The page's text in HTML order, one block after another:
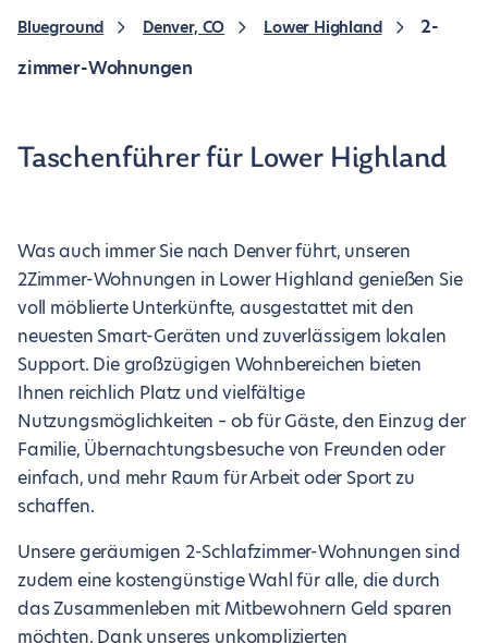
Blueground Denver, CO Lower Highland
2-
zimmer-Wohnungen
Taschenführer für Lower Highland
Was auch immer Sie nach Denver führt, unseren
2Zimmer-Wohnungen in Lower Highland genießen Sie
voll möblierte Unterkünfte, ausgestattet mit den
neuesten Smart-Geräten und zuverlässigem lokalen
Support. Die großzügigen Wohnbereichen bieten
Ihnen reichlich Platz und vielfältige
Nutzungsmöglichkeiten – ob für Gäste, den Einzug der
Familie, Übernachtungsbesuche von Freunden oder
einfach, und mehr Raum für Arbeit oder Sport zu
schaffen.
Unsere geräumigen 2-Schlafzimmer-Wohnungen sind
zudem eine kostengünstige Wahl für alle, die durch
das Zusammenleben mit Mitbewohnern Geld sparen
möchten. Dank unseres unkomplizierten